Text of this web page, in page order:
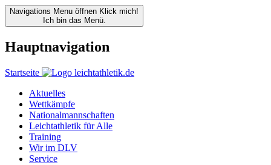
Navigations Menu öffnen Klick mich!
Ich bin das Menü.
Hauptnavigation
Startseite
Aktuelles
Wettkämpfe
Nationalmannschaften
Leichtathletik für Alle
Training
Wir im DLV
Service